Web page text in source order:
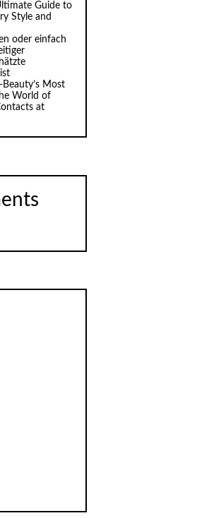
Guide to
Style and
oder einfach
Most
World of
at